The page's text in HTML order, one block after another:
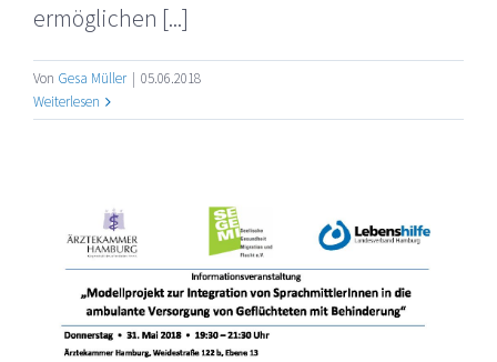
ermöglichen [...]
Von Gesa Müller | 05.06.2018
Weiterlesen